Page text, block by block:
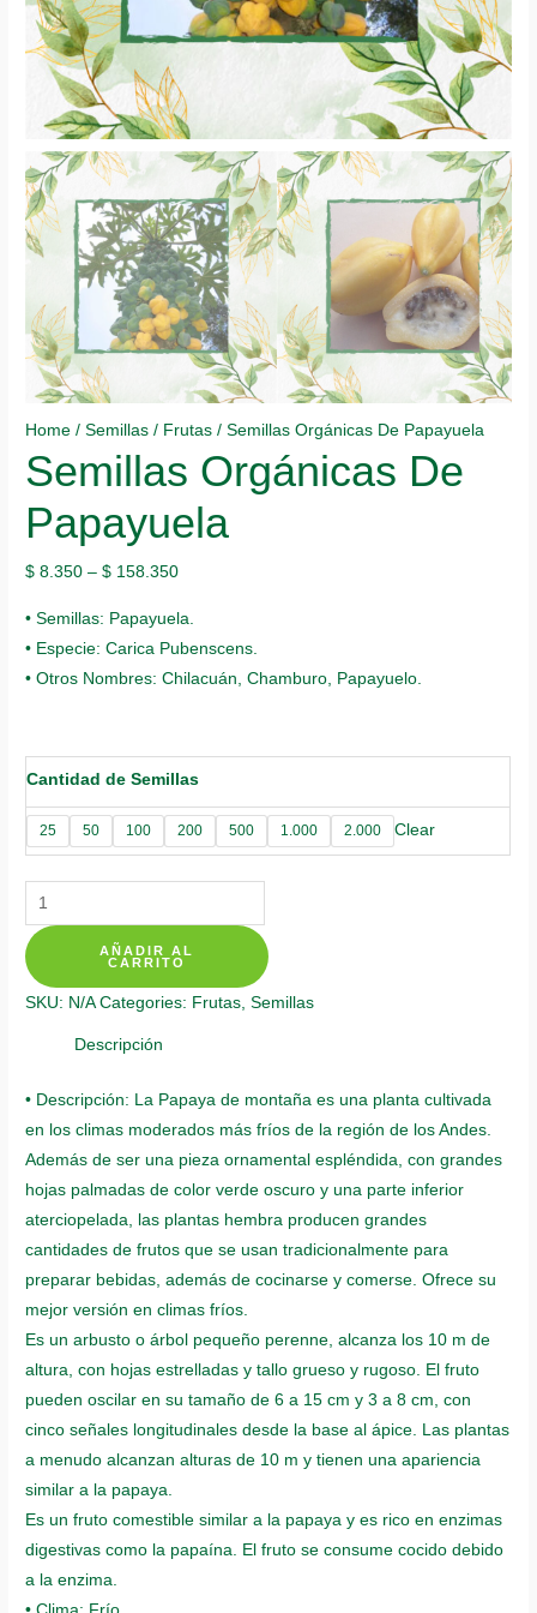
Home /Semillas / Frutas / Semillas Orgánicas De Papayuela
Semillas Orgánicas De
Papayuela
$ 8.350 –$ 158.350
• Semillas: Papayuela.
• Especie: Carica Pubenscens.
• Otros Nombres: Chilacuán, Chamburo, Papayuelo.
Cantidad de Semillas
25 50 100 200 500 1.000 2.000 Clear
Semillas
Orgánicas
De
Papayuela
quantity
AÑADIR AL
CARRITO
SKU: N/A Categories: Frutas,Semillas
Descripción
• Descripción: La Papaya de montaña es una planta cultivada
en los climas moderados más fríos de la región de los Andes.
Además de ser una pieza ornamental espléndida, con grandes
hojas palmadas de color verde oscuro y una parte inferior
aterciopelada, las plantas hembra producen grandes
cantidades de frutos que se usan tradicionalmente para
preparar bebidas, además de cocinarse y comerse. Ofrece su
mejor versión en climas fríos.
Es un arbusto o árbol pequeño perenne, alcanza los 10 m de
altura, con hojas estrelladas y tallo grueso y rugoso. El fruto
pueden oscilar en su tamaño de 6 a 15 cm y 3 a 8 cm, con
cinco señales longitudinales desde la base al ápice. Las plantas
a menudo alcanzan alturas de 10 m y tienen una apariencia
similar a la papaya.
Es un fruto comestible similar a la papaya y es rico en enzimas
digestivas como la papaína. El fruto se consume cocido debido
a la enzima.